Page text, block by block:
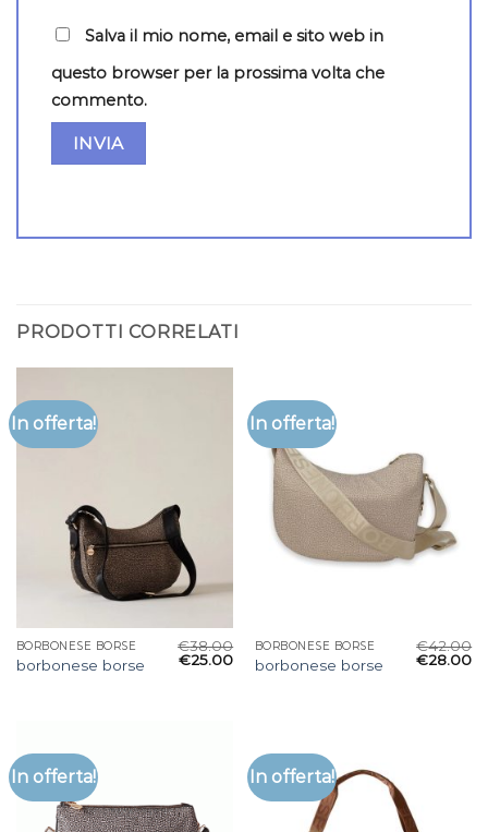
Salva il mio nome, email e sito web in
questo browser per la prossima volta che
commento.
PRODOTTI CORRELATI
In offerta!
BORBONESE BORSE
borbonese borse
€38.00
€25.00
In offerta!
BORBONESE BORSE
borbonese borse
€42.00
€28.00
In offerta! In offerta!